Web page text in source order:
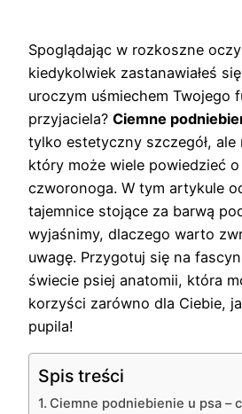
Spoglądając w rozkoszne
kiedykolwiek zastanawiałeś
uroczym uśmiechem Twojego
przyjaciela? Ciemne
tylko estetyczny szczegół,
który może wiele powiedzieć
czworonoga. W tym artykule
tajemnice stojące za barwą
wyjaśnimy, dlaczego warto
uwagę. Przygotuj się na
świecie psiej anatomii, która
korzyści zarówno dla Ciebie,
pupila!
Spis treści
Ciemne podniebienie u psa –